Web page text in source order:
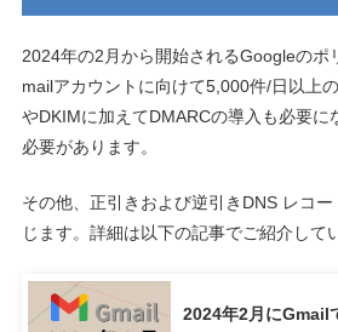
2024年の2月から開始されるGoogleのポ
mailアカウントに向けて5,000件/日以上
やDKIMに加えてDMARCの導入も必要に
必要があります。
その他、正引きおよび逆引きDNS レコ
じます。詳細は以下の記事でご紹介して
2024年2月にGmail